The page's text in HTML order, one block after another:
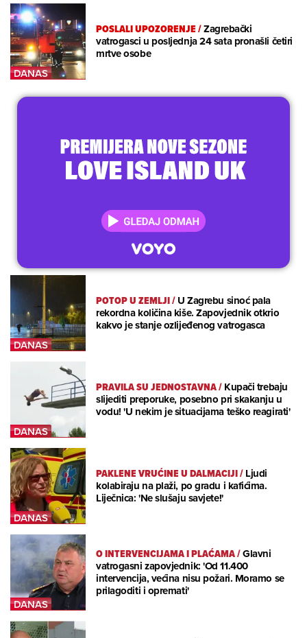
POSLALI UPOZORENJE/Zagrebački
vatrogasci u posljednja 24 sata pronašli četiri
mrtve osobe
POTOP U ZEMLJI/U Zagrebu sinoć pala
rekordna količina kiše. Zapovjednik otkrio
kakvo je stanje ozlijeđenog vatrogasca
PRAVILA SU JEDNOSTAVNA/Kupači trebaju
slijediti preporuke, posebno pri skakanju u
vodu! 'U nekim je situacijama teško reagirati'
PAKLENE VRUĆINE U DALMACIJI/Ljudi
kolabiraju na plaži, po gradu i kafićima.
Liječnica: 'Ne slušaju savjete!'
O INTERVENCIJAMA I PLAĆAMA/Glavni
vatrogasni zapovjednik: 'Od 11.400
intervencija, većina nisu požari. Moramo se
prilagoditi i opremati'